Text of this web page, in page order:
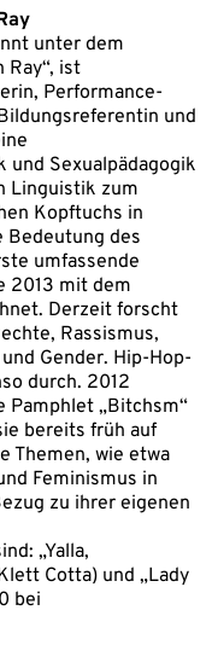
unter dem
ist
Performance-
und
und Sexualpädagogik
Linguistik zum
Kopftuchs in
Bedeutung des
umfassende
2013 mit dem
Derzeit forscht
Rassismus,
Gender. Hip-Hop-
durch. 2012
„Bitchsm“
bereits früh auf
Themen, wie etwa
Feminismus in
zu ihrer eigenen
„Yalla,
Cotta) und „Lady
bei